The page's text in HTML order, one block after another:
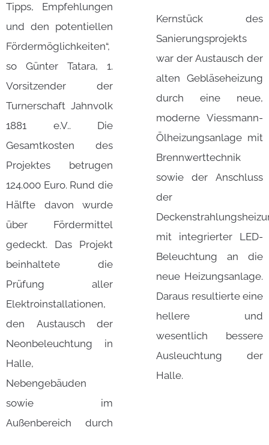
Tipps, Empfehlungen
und den potentiellen
Fördermöglichkeiten“,
so Günter Tatara, 1.
Vorsitzender der
Turnerschaft Jahnvolk
1881 e.V.. Die
Gesamtkosten des
Projektes betrugen
124.000 Euro. Rund die
Hälfte davon wurde
über Fördermittel
gedeckt. Das Projekt
beinhaltete die
Prüfung aller
Elektroinstallationen,
den Austausch der
Neonbeleuchtung in
Halle,
Nebengebäuden
sowie im
Außenbereich durch
Kernstück des
Sanierungsprojekts
war der Austausch der
alten Gebläseheizung
durch eine neue,
moderne Viessmann-
Ölheizungsanlage mit
Brennwerttechnik
sowie der Anschluss
der
mit integrierter LED-
Beleuchtung an die
neue Heizungsanlage.
Daraus resultierte eine
hellere und
wesentlich bessere
Ausleuchtung der
Halle.